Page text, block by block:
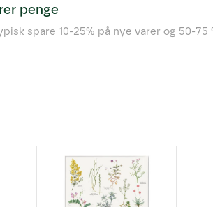
penge
spare 10-25% på nye varer og 50-75